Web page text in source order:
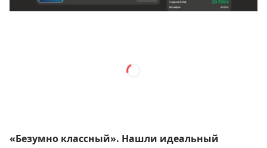
«Безумно классный». Нашли идеальный